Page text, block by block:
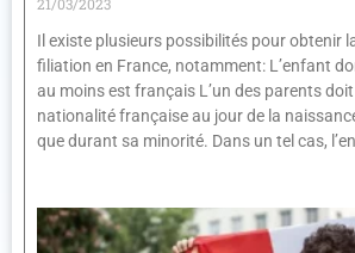
Il existe plusieurs possibilités pour obtenir
filiation en France, notamment: L’enfant
au moins est français L’un des parents
nationalité française au jour de la
que durant sa minorité. Dans un tel cas,